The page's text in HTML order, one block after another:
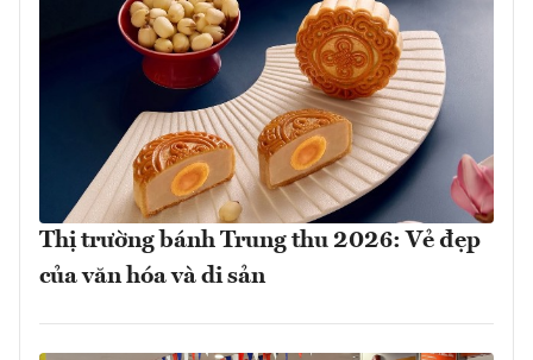
Thị trường bánh Trung thu 2026: Vẻ đẹp
của văn hóa và di sản